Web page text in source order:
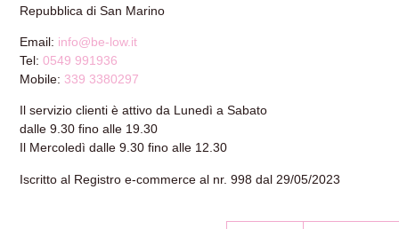
Repubblica di San Marino
Email: info@be-low.it
Tel:0549 991936
Mobile: 339 3380297
Il servizio clienti è attivo da Lunedì a Sabato
dalle 9.30 fino alle 19.30
Il Mercoledì dalle 9.30 fino alle 12.30
Iscritto al Registro e-commerce al nr. 998 dal 29/05/2023